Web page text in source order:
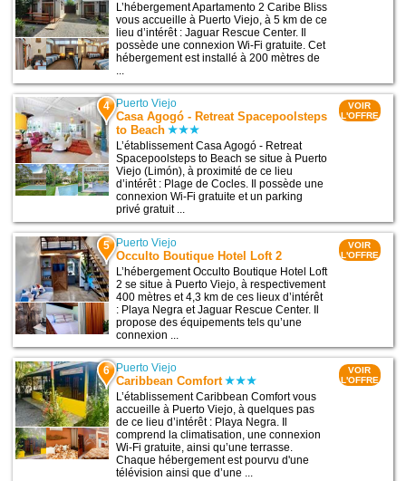
L’hébergement Apartamento 2 Caribe Bliss
vous accueille à Puerto Viejo, à 5 km de ce
lieu d’intérêt : Jaguar Rescue Center. Il
possède une connexion Wi-Fi gratuite. Cet
hébergement est installé à 200 mètres de
...
4 Puerto Viejo
Casa Agogó - Retreat Spacepoolsteps
to Beach
L’établissement Casa Agogó - Retreat
Spacepoolsteps to Beach se situe à Puerto
Viejo (Limón), à proximité de ce lieu
d’intérêt : Plage de Cocles. Il possède une
connexion Wi-Fi gratuite et un parking
privé gratuit ...
VOIR
L'OFFRE
5 Puerto Viejo
Occulto Boutique Hotel Loft 2
L’hébergement Occulto Boutique Hotel Loft
2 se situe à Puerto Viejo, à respectivement
400 mètres et 4,3 km de ces lieux d’intérêt
: Playa Negra et Jaguar Rescue Center. Il
propose des équipements tels qu’une
connexion ...
VOIR
L'OFFRE
6 Puerto Viejo
Caribbean Comfort
L’établissement Caribbean Comfort vous
accueille à Puerto Viejo, à quelques pas
de ce lieu d’intérêt : Playa Negra. Il
comprend la climatisation, une connexion
Wi-Fi gratuite, ainsi qu’une terrasse.
Chaque hébergement est pourvu d'une
télévision ainsi que d’une ...
VOIR
L'OFFRE